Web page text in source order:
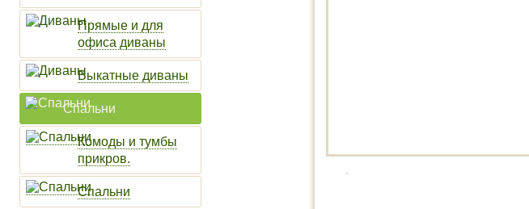
Прямые и для
офиса диваны
Выкатные диваны
Спальни
Комоды и тумбы
прикров.
Спальни